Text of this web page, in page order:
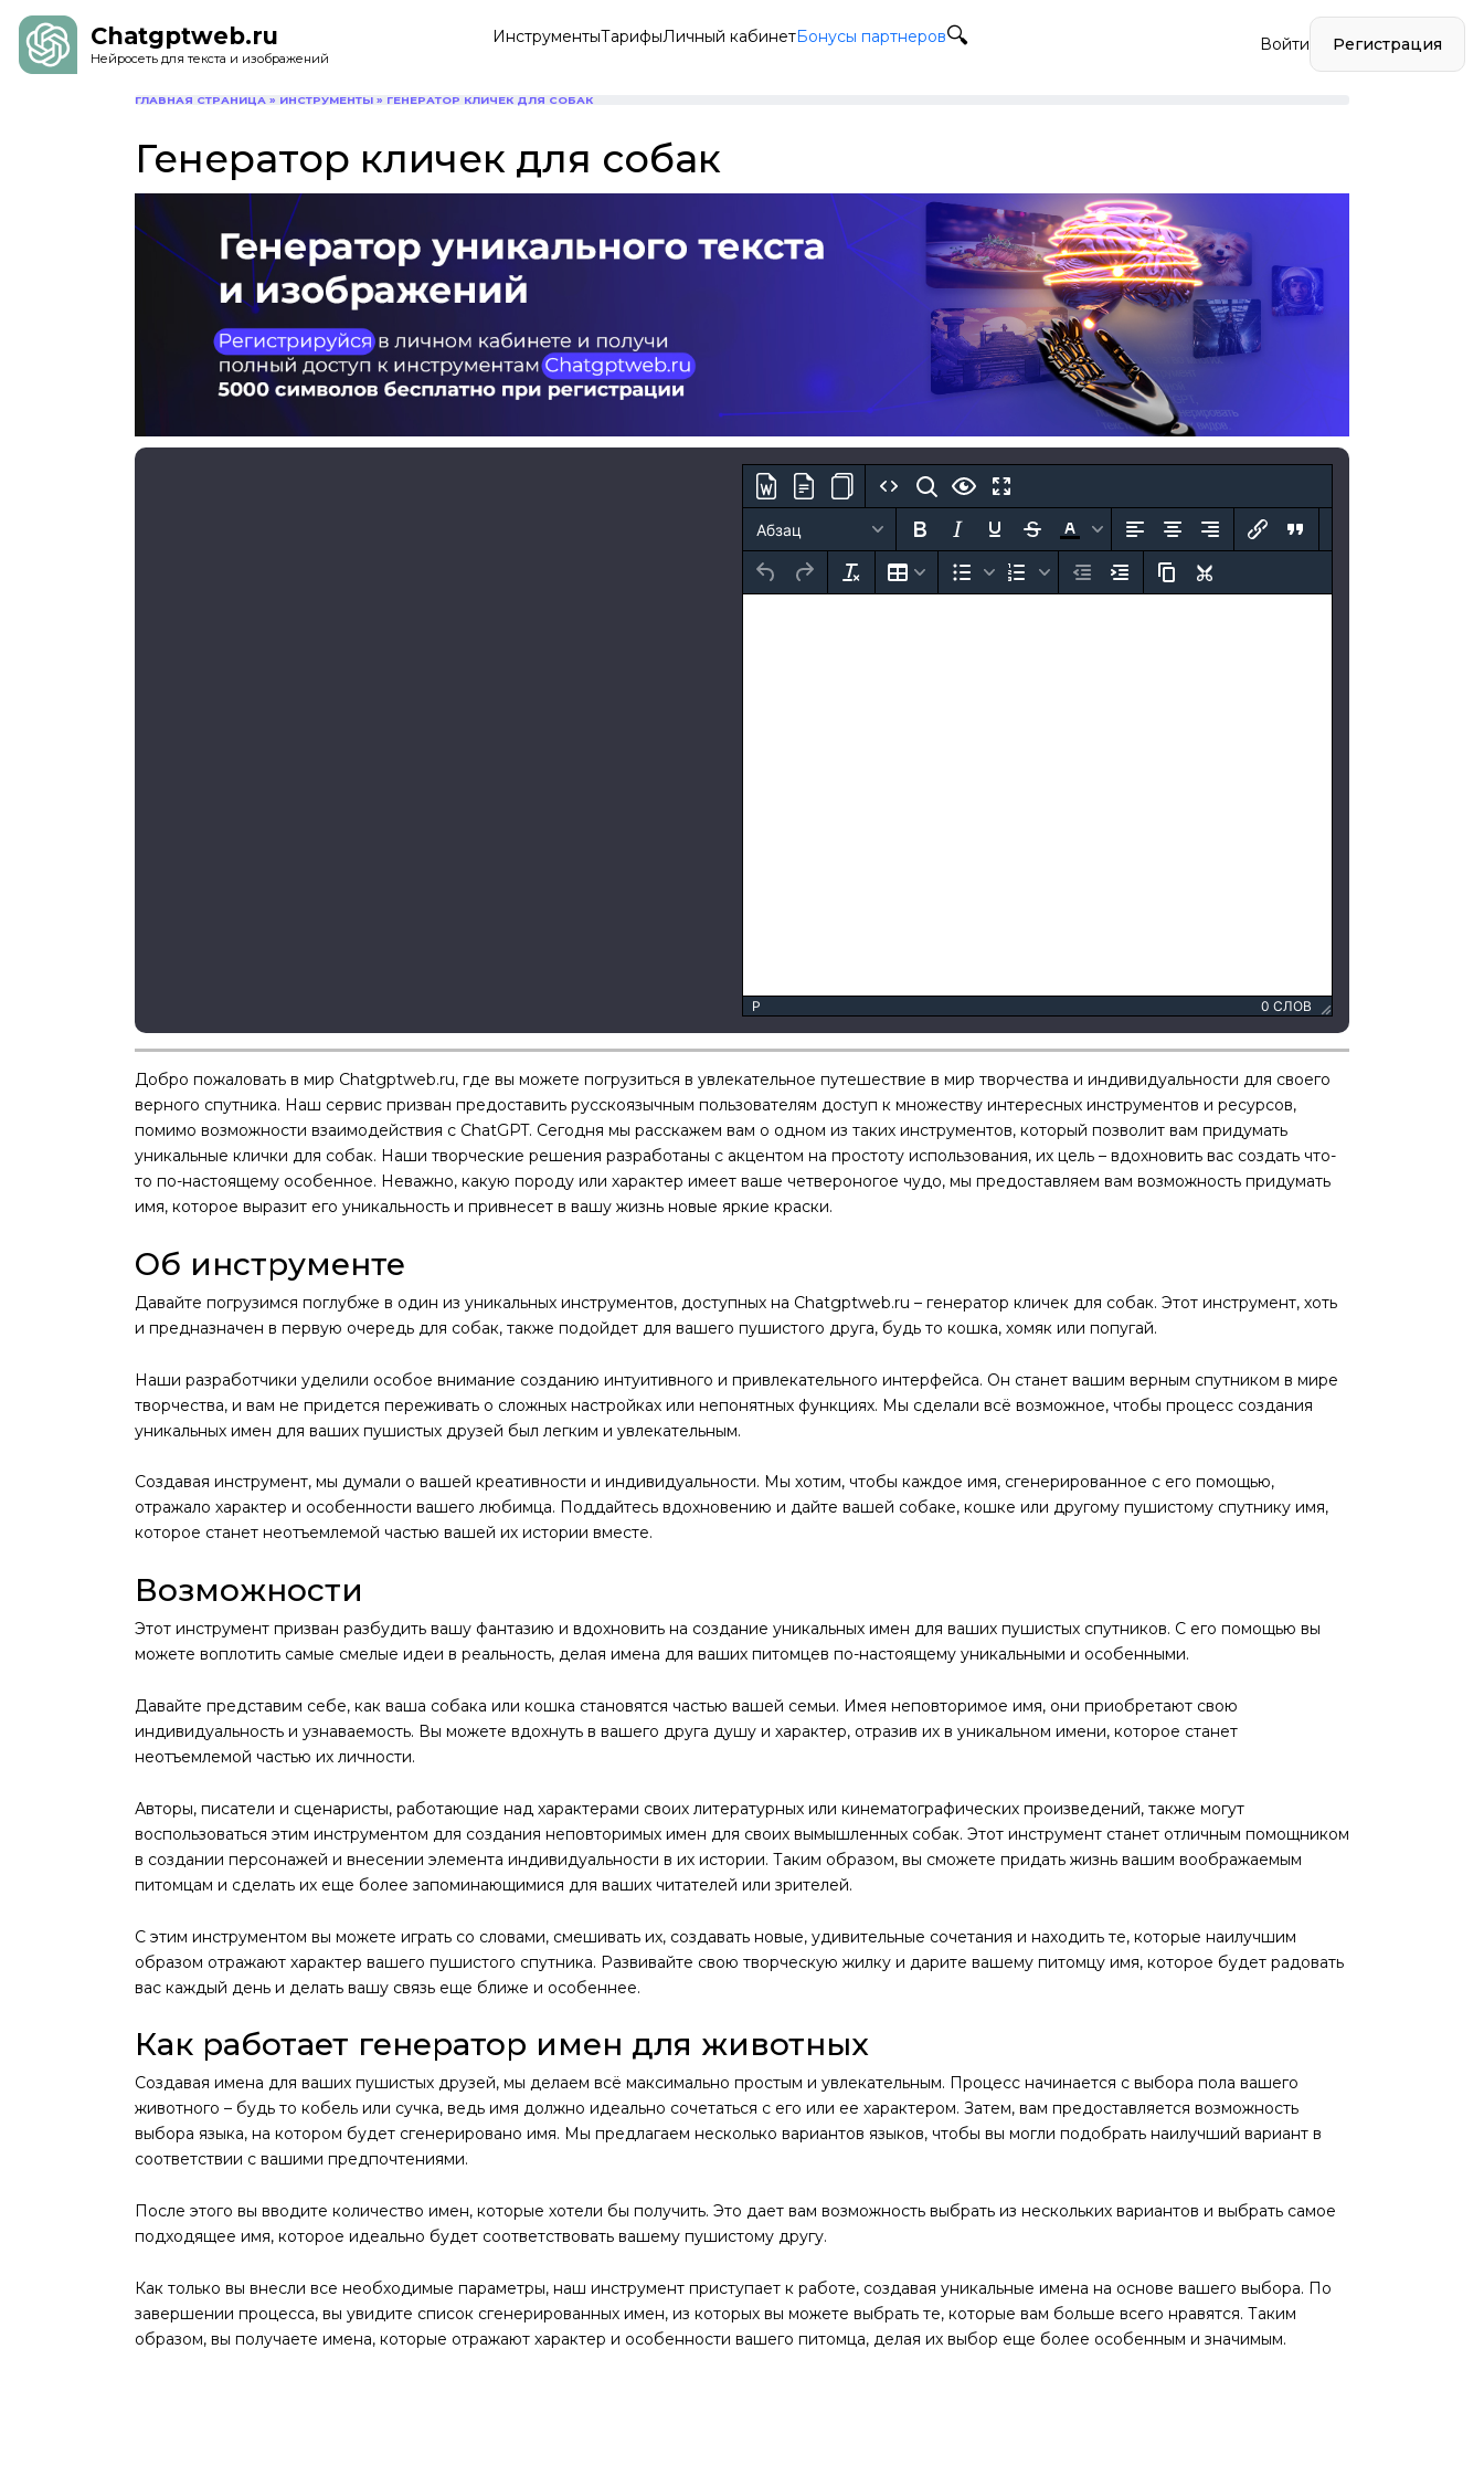
Chatgptweb.ru
Нейросеть для текста и изображений
ИнструментыТарифыЛичный кабинетБонусы партнеров Войти Регистрация
ГЛАВНАЯ СТРАНИЦА » ИНСТРУМЕНТЫ » ГЕНЕРАТОР КЛИЧЕК ДЛЯ СОБАК
Генератор кличек для собак
Абзац
P 0 СЛОВ
Добро пожаловать в мир Chatgptweb.ru, где вы можете погрузиться в увлекательное путешествие в мир творчества и индивидуальности для своего
верного спутника. Наш сервис призван предоставить русскоязычным пользователям доступ к множеству интересных инструментов и ресурсов,
помимо возможности взаимодействия с ChatGPT. Сегодня мы расскажем вам о одном из таких инструментов, который позволит вам придумать
уникальные клички для собак. Наши творческие решения разработаны с акцентом на простоту использования, их цель – вдохновить вас создать что-
то по-настоящему особенное. Неважно, какую породу или характер имеет ваше четвероногое чудо, мы предоставляем вам возможность придумать
имя, которое выразит его уникальность и привнесет в вашу жизнь новые яркие краски.
Об инструменте
Давайте погрузимся поглубже в один из уникальных инструментов, доступных на Chatgptweb.ru – генератор кличек для собак. Этот инструмент, хоть
и предназначен в первую очередь для собак, также подойдет для вашего пушистого друга, будь то кошка, хомяк или попугай.
Наши разработчики уделили особое внимание созданию интуитивного и привлекательного интерфейса. Он станет вашим верным спутником в мире
творчества, и вам не придется переживать о сложных настройках или непонятных функциях. Мы сделали всё возможное, чтобы процесс создания
уникальных имен для ваших пушистых друзей был легким и увлекательным.
Создавая инструмент, мы думали о вашей креативности и индивидуальности. Мы хотим, чтобы каждое имя, сгенерированное с его помощью,
отражало характер и особенности вашего любимца. Поддайтесь вдохновению и дайте вашей собаке, кошке или другому пушистому спутнику имя,
которое станет неотъемлемой частью вашей их истории вместе.
Возможности
Этот инструмент призван разбудить вашу фантазию и вдохновить на создание уникальных имен для ваших пушистых спутников. С его помощью вы
можете воплотить самые смелые идеи в реальность, делая имена для ваших питомцев по-настоящему уникальными и особенными.
Давайте представим себе, как ваша собака или кошка становятся частью вашей семьи. Имея неповторимое имя, они приобретают свою
индивидуальность и узнаваемость. Вы можете вдохнуть в вашего друга душу и характер, отразив их в уникальном имени, которое станет
неотъемлемой частью их личности.
Авторы, писатели и сценаристы, работающие над характерами своих литературных или кинематографических произведений, также могут
воспользоваться этим инструментом для создания неповторимых имен для своих вымышленных собак. Этот инструмент станет отличным помощником
в создании персонажей и внесении элемента индивидуальности в их истории. Таким образом, вы сможете придать жизнь вашим воображаемым
питомцам и сделать их еще более запоминающимися для ваших читателей или зрителей.
С этим инструментом вы можете играть со словами, смешивать их, создавать новые, удивительные сочетания и находить те, которые наилучшим
образом отражают характер вашего пушистого спутника. Развивайте свою творческую жилку и дарите вашему питомцу имя, которое будет радовать
вас каждый день и делать вашу связь еще ближе и особеннее.
Как работает генератор имен для животных
Создавая имена для ваших пушистых друзей, мы делаем всё максимально простым и увлекательным. Процесс начинается с выбора пола вашего
животного – будь то кобель или сучка, ведь имя должно идеально сочетаться с его или ее характером. Затем, вам предоставляется возможность
выбора языка, на котором будет сгенерировано имя. Мы предлагаем несколько вариантов языков, чтобы вы могли подобрать наилучший вариант в
соответствии с вашими предпочтениями.
После этого вы вводите количество имен, которые хотели бы получить. Это дает вам возможность выбрать из нескольких вариантов и выбрать самое
подходящее имя, которое идеально будет соответствовать вашему пушистому другу.
Как только вы внесли все необходимые параметры, наш инструмент приступает к работе, создавая уникальные имена на основе вашего выбора. По
завершении процесса, вы увидите список сгенерированных имен, из которых вы можете выбрать те, которые вам больше всего нравятся. Таким
образом, вы получаете имена, которые отражают характер и особенности вашего питомца, делая их выбор еще более особенным и значимым.